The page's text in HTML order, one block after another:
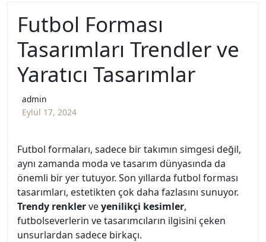
Futbol Forması
Tasarımları Trendler ve
Yaratıcı Tasarımlar
admin
Eylül 17, 2024
Futbol formaları, sadece bir takımın simgesi değil,
aynı zamanda moda ve tasarım dünyasında da
önemli bir yer tutuyor. Son yıllarda futbol forması
tasarımları, estetikten çok daha fazlasını sunuyor.
Trendy renklerveyenilikçi kesimler,
futbolseverlerin ve tasarımcıların ilgisini çeken
unsurlardan sadece birkaçı.